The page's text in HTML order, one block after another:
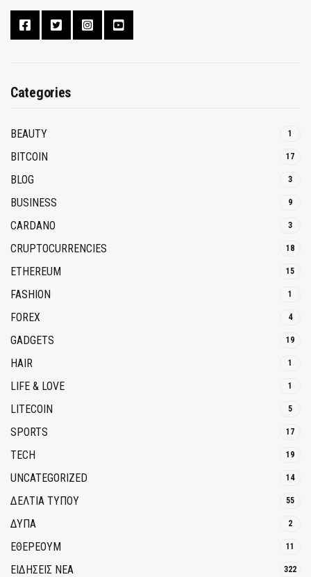
Categories
BEAUTY 1
BITCOIN 17
BLOG 3
BUSINESS 9
CARDANO 3
CRUPTOCURRENCIES 18
ETHEREUM 15
FASHION 1
FOREX 4
GADGETS 19
HAIR 1
LIFE & LOVE 1
LITECOIN 5
SPORTS 17
TECH 19
UNCATEGORIZED 14
ΔΕΛΤΙΑ ΤΥΠΟΥ 55
ΔΥΠΑ 2
ΕΘΈΡΕΟΥΜ 11
ΕΙΔΗΣΕΙΣ ΝΕΑ 322